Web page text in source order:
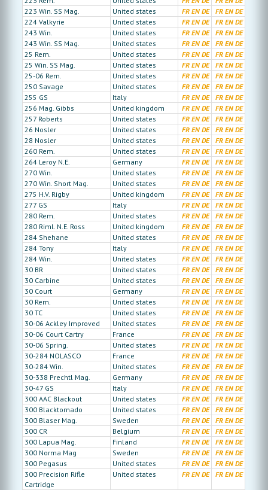
223 Win. SS Mag.
United states FR EN DE FR EN DE
224 Valkyrie
United states FR EN DE FR EN DE
243 Win.
United states FR EN DE FR EN DE
243 Win. SS Mag.
United states FR EN DE FR EN DE
25 Rem.
United states FR EN DE FR EN DE
25 Win. SS Mag.
United states FR EN DE FR EN DE
25-06 Rem.
United states FR EN DE FR EN DE
250 Savage
United states FR EN DE FR EN DE
255 GS
Italy FR EN DE FR EN DE
256 Mag. Gibbs
United kingdom FR EN DE FR EN DE
257 Roberts
United states FR EN DE FR EN DE
26 Nosler
United states FR EN DE FR EN DE
28 Nosler
United states FR EN DE FR EN DE
260 Rem.
United states FR EN DE FR EN DE
264 Leroy N.E.
Germany FR EN DE FR EN DE
270 Win.
United states FR EN DE FR EN DE
270 Win. Short Mag.
United states FR EN DE FR EN DE
275 H.V. Rigby
United kingdom FR EN DE FR EN DE
277 GS
Italy FR EN DE FR EN DE
280 Rem.
United states FR EN DE FR EN DE
280 Riml. N.E. Ross
United kingdom FR EN DE FR EN DE
284 Shehane
United states FR EN DE FR EN DE
284 Tony
Italy FR EN DE FR EN DE
284 Win.
United states FR EN DE FR EN DE
30 BR
United states FR EN DE FR EN DE
30 Carbine
United states FR EN DE FR EN DE
30 Court
Germany FR EN DE FR EN DE
30 Rem.
United states FR EN DE FR EN DE
30 TC
United states FR EN DE FR EN DE
30-06 Ackley Improved
United states FR EN DE FR EN DE
30-06 Court Cartry
France FR EN DE FR EN DE
30-06 Spring.
United states FR EN DE FR EN DE
30-284 NOLASCO
France FR EN DE FR EN DE
30-284 Win.
United states FR EN DE FR EN DE
30-338 Prechtl Mag.
Germany FR EN DE FR EN DE
30-47 GS
Italy FR EN DE FR EN DE
300 AAC Blackout
United states FR EN DE FR EN DE
300 Blacktornado
United states FR EN DE FR EN DE
300 Blaser Mag.
Sweden FR EN DE FR EN DE
300 CR
Belgium FR EN DE FR EN DE
300 Lapua Mag.
Finland FR EN DE FR EN DE
300 Norma Mag
Sweden FR EN DE FR EN DE
300 Pegasus
United states FR EN DE FR EN DE
300 Precision Rifle
Cartridge
United states FR EN DE FR EN DE